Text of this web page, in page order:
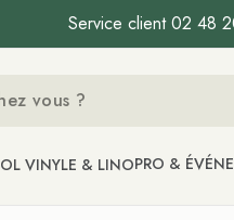
Service client 02 48
VINYLE & LINOPRO &